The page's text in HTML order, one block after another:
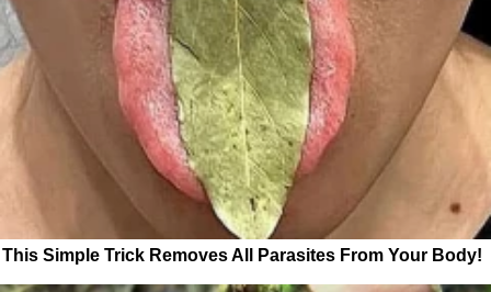
This Simple Trick Removes All Parasites From Your Body!